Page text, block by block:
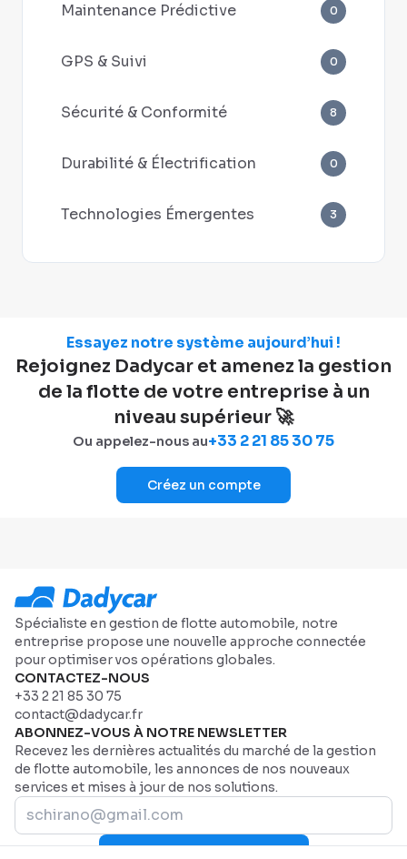
Maintenance Prédictive 0
GPS & Suivi 0
Sécurité & Conformité 8
Durabilité & Électrification 0
Technologies Émergentes 3
Essayez notre système aujourd’hui !
Rejoignez Dadycar et amenez la gestion
de la flotte de votre entreprise à un
niveau supérieur 🚀
Ou appelez-nous au+33 2 21 85 30 75
Créez un compte
Spécialiste en gestion de flotte automobile, notre
entreprise propose une nouvelle approche connectée
pour optimiser vos opérations globales.
CONTACTEZ-NOUS
+33 2 21 85 30 75
contact@dadycar.fr
ABONNEZ-VOUS À NOTRE NEWSLETTER
Recevez les dernières actualités du marché de la gestion
de flotte automobile, les annonces de nos nouveaux
services et mises à jour de nos solutions.